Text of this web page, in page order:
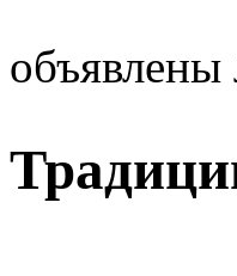
объявлены